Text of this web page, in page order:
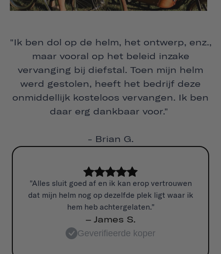
"Ik ben dol op de helm, het ontwerp, enz.,
maar vooral op het beleid inzake
vervanging bij diefstal. Toen mijn helm
werd gestolen, heeft het bedrijf deze
onmiddellijk kosteloos vervangen. Ik ben
daar erg dankbaar voor."
- Brian G.
"Alles sluit goed af en ik kan erop vertrouwen
dat mijn helm nog op dezelfde plek ligt waar ik
hem heb achtergelaten."
– James S.
Geverifieerde koper